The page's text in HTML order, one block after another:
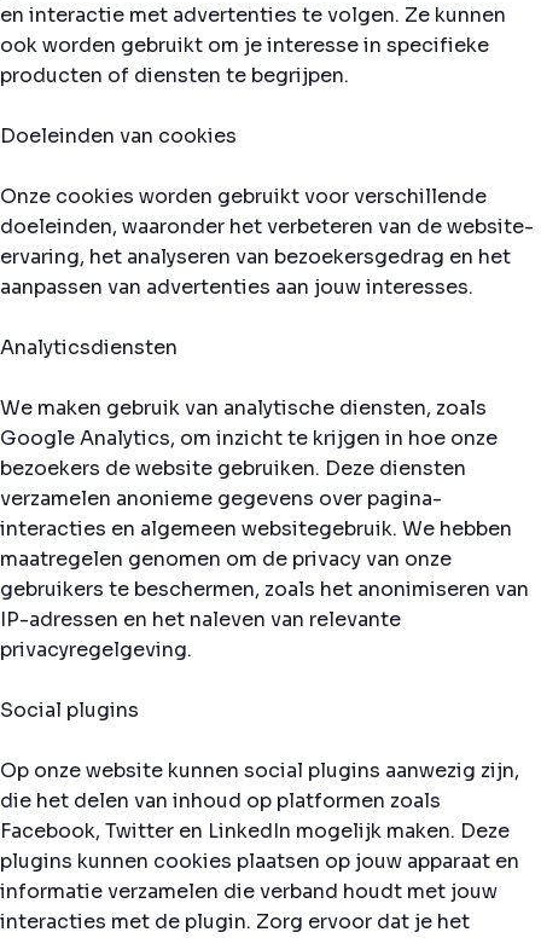
en interactie met advertenties te volgen. Ze kunnen
ook worden gebruikt om je interesse in specifieke
producten of diensten te begrijpen.
Doeleinden van cookies
Onze cookies worden gebruikt voor verschillende
doeleinden, waaronder het verbeteren van de website-
ervaring, het analyseren van bezoekersgedrag en het
aanpassen van advertenties aan jouw interesses.
Analyticsdiensten
We maken gebruik van analytische diensten, zoals
Google Analytics, om inzicht te krijgen in hoe onze
bezoekers de website gebruiken. Deze diensten
verzamelen anonieme gegevens over pagina-
interacties en algemeen websitegebruik. We hebben
maatregelen genomen om de privacy van onze
gebruikers te beschermen, zoals het anonimiseren van
IP-adressen en het naleven van relevante
privacyregelgeving.
Social plugins
Op onze website kunnen social plugins aanwezig zijn,
die het delen van inhoud op platformen zoals
Facebook, Twitter en LinkedIn mogelijk maken. Deze
plugins kunnen cookies plaatsen op jouw apparaat en
informatie verzamelen die verband houdt met jouw
interacties met de plugin. Zorg ervoor dat je het